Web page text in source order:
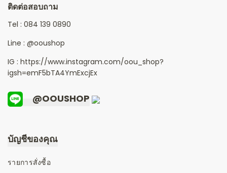
ติดต่อสอบถาม
Tel : 084 139 0890
Line : @ooushop
IG : https://www.instagram.com/oou_shop?
igsh=emF5bTA4YmExcjEx
@OOUSHOP
บัญชีของคุณ
รายการสั่งซื้อ